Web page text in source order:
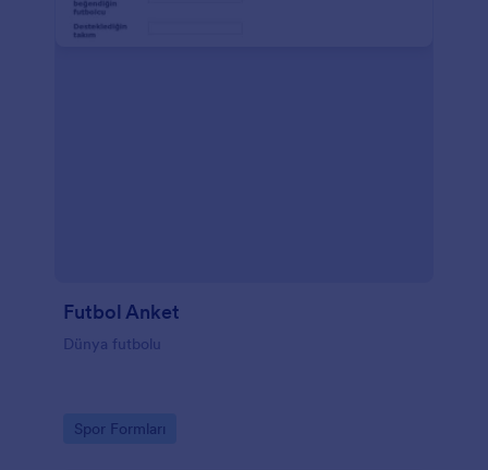
Futbol Anket
Dünya futbolu
Go to Category:
Spor Formları